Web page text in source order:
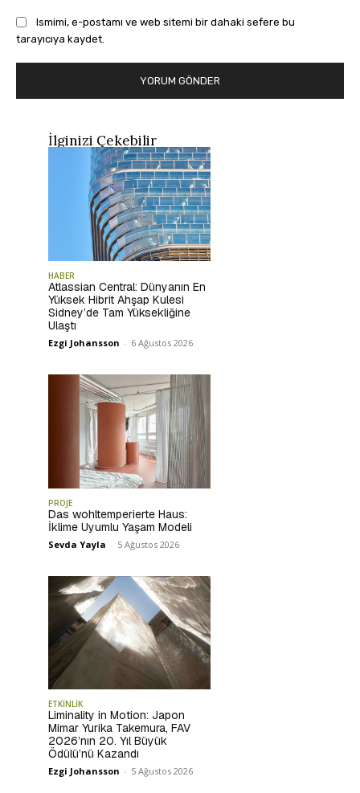
Ismimi, e-postamı ve web sitemi bir dahaki sefere bu
tarayıcıya kaydet.
İlginizi Çekebilir
HABER
Atlassian Central: Dünyanın En
Yüksek Hibrit Ahşap Kulesi
Sidney’de Tam Yüksekliğine
Ulaştı
Ezgi Johansson - 6 Ağustos 2026
PROJE
Das wohltemperierte Haus:
İklime Uyumlu Yaşam Modeli
Sevda Yayla - 5 Ağustos 2026
ETKİNLİK
Liminality in Motion: Japon
Mimar Yurika Takemura, FAV
2026’nın 20. Yıl Büyük
Ödülü’nü Kazandı
Ezgi Johansson - 5 Ağustos 2026